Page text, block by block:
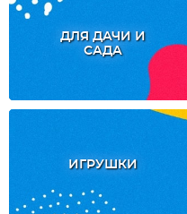
ДЛЯ ДАЧИ И
САДА
ИГРУШКИ